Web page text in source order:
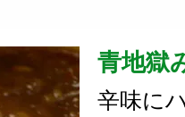
青地獄
辛味に